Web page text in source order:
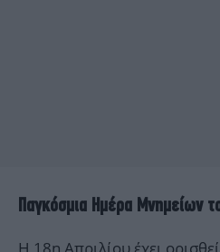
Παγκόσμια Ημέρα Μνημείων